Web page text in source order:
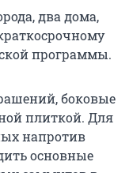
два дома,
программы.
боковые
плиткой. Для
напротив
основные